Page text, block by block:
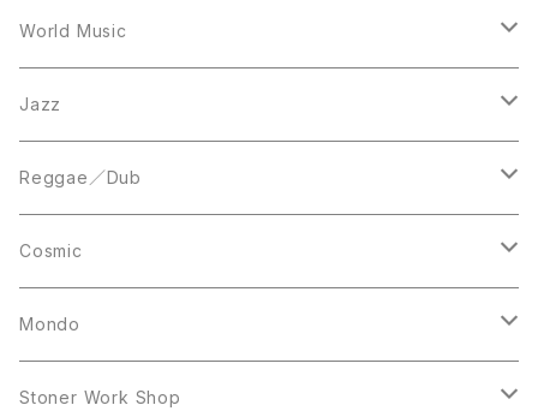
12inch
LP
Acetate Press
10inch
12inch
LP
World Music
12inch
LP
Jazz
LP
12inch
Reggae／Dub
LP
12inch
Cosmic
12inch
LP
Mondo
LP
Stoner Work Shop